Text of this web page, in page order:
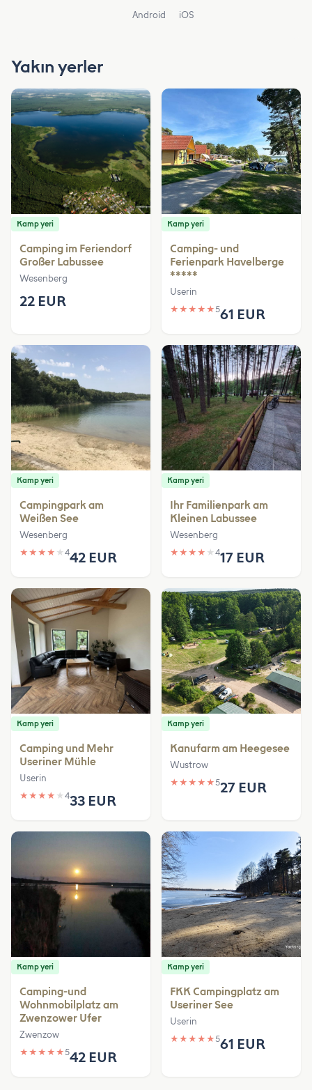
Android iOS
Yakın yerler
Kamp yeri
Camping im Feriendorf
Großer Labussee
Wesenberg
22 EUR
Kamp yeri
Camping- und
Ferienpark Havelberge
*****
Userin
★ ★ ★ ★ ★561 EUR
Kamp yeri
Campingpark am
Weißen See
Wesenberg
★ ★ ★ ★ ★ 442 EUR
Kamp yeri
Ihr Familienpark am
Kleinen Labussee
Wesenberg
★ ★ ★ ★ ★ 417 EUR
Kamp yeri
Camping und Mehr
Useriner Mühle
Userin
★ ★ ★ ★ ★ 433 EUR
Kamp yeri
Kanufarm am Heegesee
Wustrow
★ ★ ★ ★ ★527 EUR
Kamp yeri
Camping-und
Wohnmobilplatz am
Zwenzower Ufer
Zwenzow
★ ★ ★ ★ ★542 EUR
Kamp yeri
FKK Campingplatz am
Useriner See
Userin
★ ★ ★ ★ ★561 EUR